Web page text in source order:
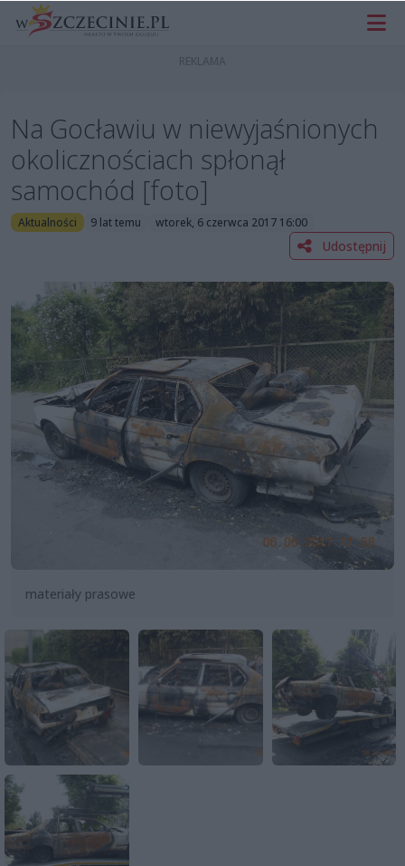
Na Gocławiu w niewyjaśnionych
okolicznościach spłonął
samochód [foto]
Aktualności 9 lat temu wtorek, 6 czerwca 2017 16:00
Udostępnij
materiały prasowe